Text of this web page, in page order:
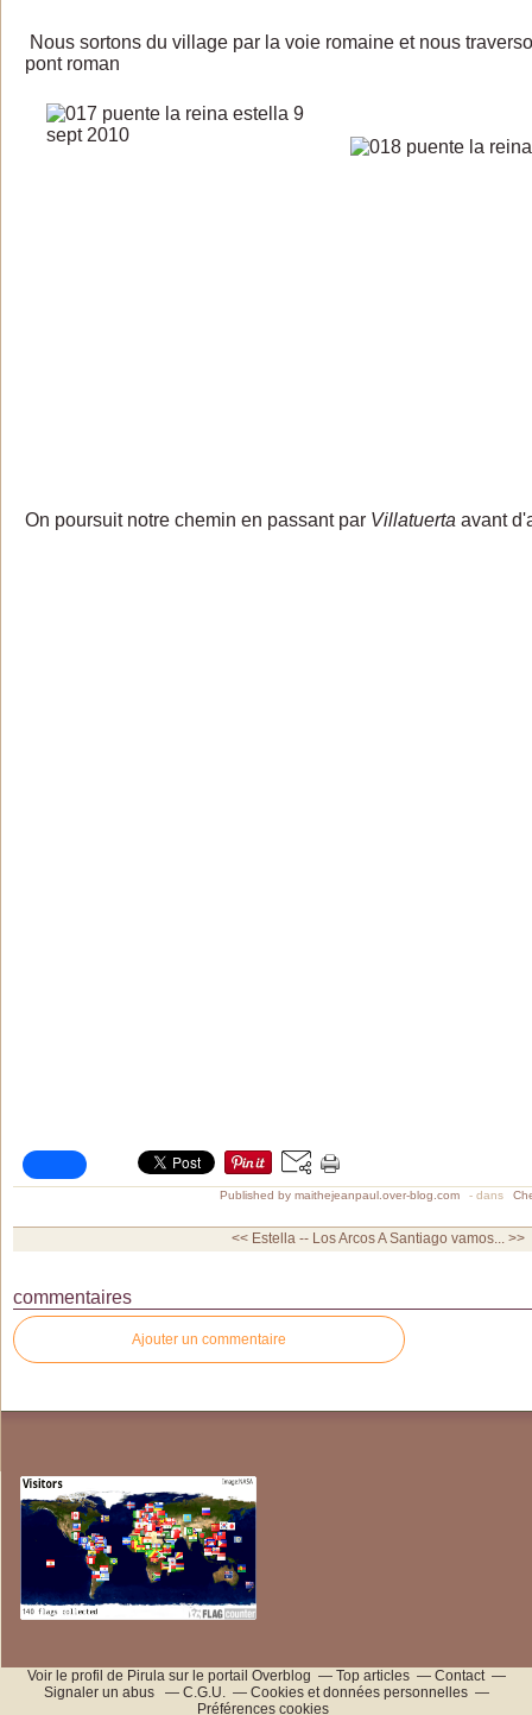
Nous sortons du village par la voie romaine et nous
pont roman
On poursuit notre chemin en passant par Villatuerta avant
Published by maithejeanpaul.over-blog.com - dans
<< Estella -- Los ArcosA Santiago vamos... >>
commentaires
Ajouter un commentaire
Voir le profil de Pirulasur le portail Overblog Top articles
Contact
Signaler un abus
C.G.U.
Cookies et données personnelles
Préférences cookies